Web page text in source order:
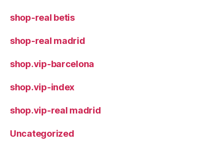
shop-real betis
shop-real madrid
shop.vip-barcelona
shop.vip-index
shop.vip-real madrid
Uncategorized